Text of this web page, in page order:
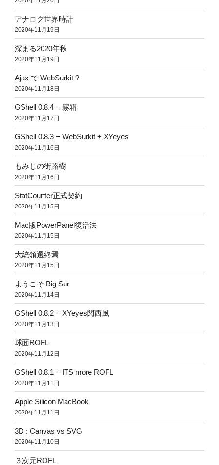
アナログ世界時計
2020年11月19日
深まる2020年秋
2020年11月19日
Ajax で WebSurkit ?
2020年11月18日
GShell 0.8.4 − 霧箱
2020年11月17日
GShell 0.8.3 − WebSurkit + XYeyes
2020年11月16日
もみじの街路樹
2020年11月16日
StatCounter正式契約
2020年11月15日
Mac版PowerPanel復活法
2020年11月15日
大統領選終焉
2020年11月15日
ようこそ Big Sur
2020年11月14日
GShell 0.8.2 − XYeyes関西風
2020年11月13日
球面ROFL
2020年11月12日
GShell 0.8.1 − ITS more ROFL
2020年11月11日
Apple Silicon MacBook
2020年11月11日
3D : Canvas vs SVG
2020年11月10日
３次元ROFL